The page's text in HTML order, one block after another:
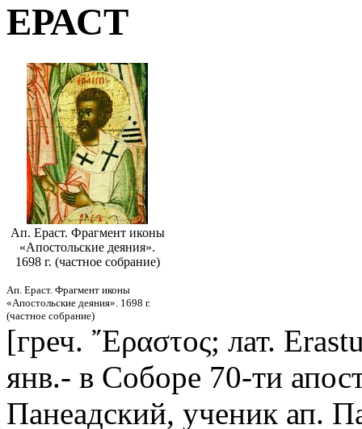
ЕРАСТ
Ап. Ераст. Фрагмент иконы
«Апостольские деяния».
1698 г. (частное собрание)
Ап. Ераст. Фрагмент иконы
«Апостольские деяния». 1698 г.
(частное собрание)
[греч. ῎Εραστος; лат.
янв.- в Соборе 70-ти
Панеадский, ученик ап.